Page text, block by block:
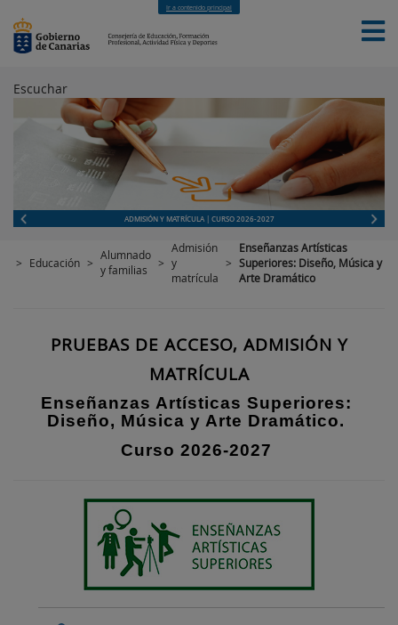
Ir a contenido principal
EDUCACIÓN
FORMACIÓN PROFESIONAL
CUALIFICACIONES PROFESIONALES
DEPORTES
Escuchar
ADMISIÓN Y MATRÍCULA | CURSO 2026-2027
> Educación >
Alumnado
y familias
>
Admisión
y
matrícula
>
Enseñanzas Artísticas
Superiores: Diseño, Música y
Arte Dramático
PRUEBAS DE ACCESO, ADMISIÓN Y
MATRÍCULA
Enseñanzas Artísticas Superiores:
Diseño, Música y Arte Dramático.
Curso 2026-2027